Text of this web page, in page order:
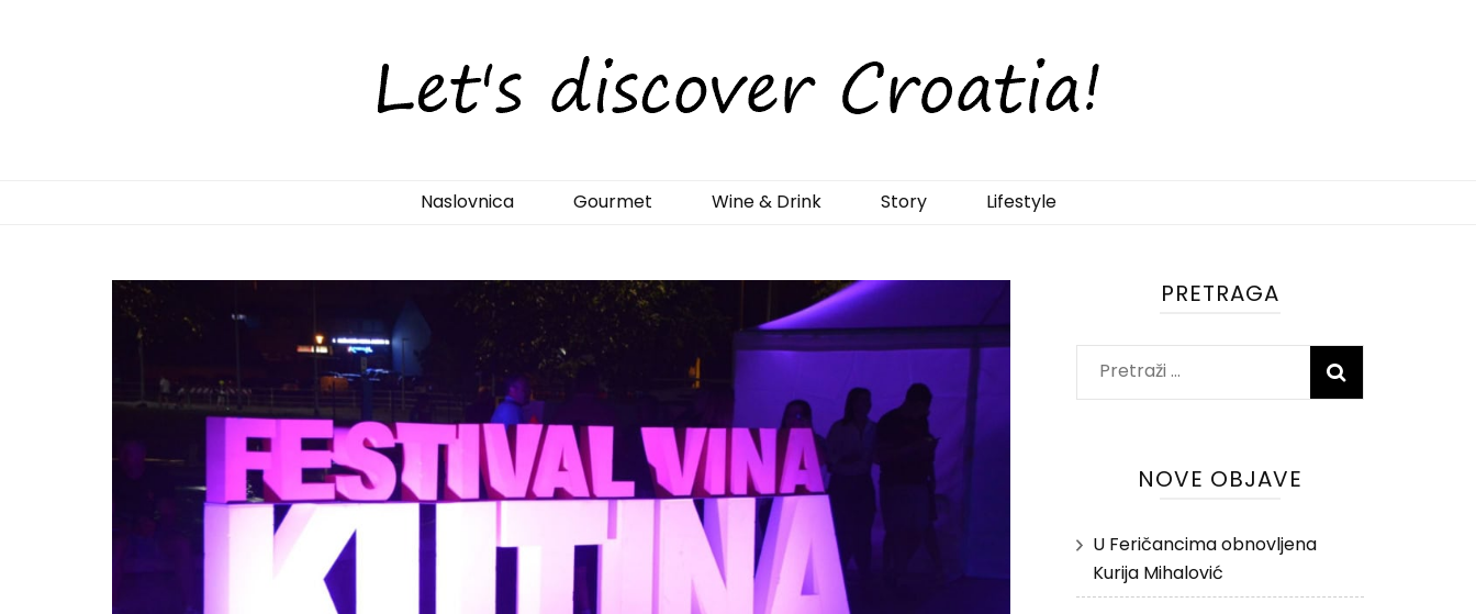
LetsDiscoverCroatia
Naslovnica Gourmet Wine & Drink Story Lifestyle
PRETRAGA
Pretraži:
NOVE OBJAVE
U Feričancima obnovljena
Kurija Mihalović